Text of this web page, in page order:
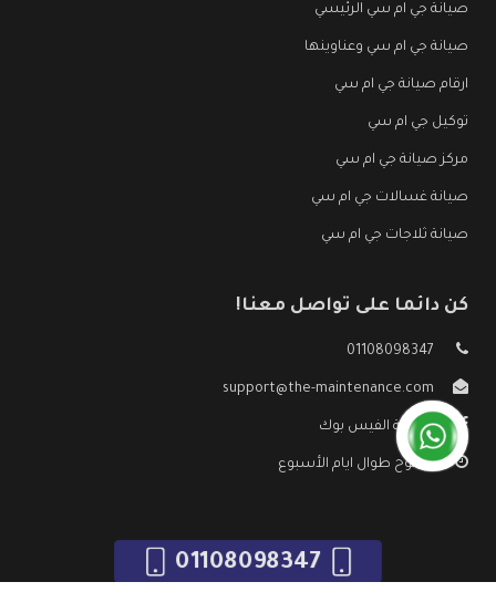
صيانة جي ام سي الرئيسي
صيانة جي ام سي وعناوينها
ارقام صيانة جي ام سي
توكيل جي ام سي
مركز صيانة جي ام سي
صيانة غسالات جي ام سي
صيانة ثلاجات جي ام سي
كن دائما على تواصل معنا!
01108098347
support@the-maintenance.com
صفحة الفيس بوك
مفتوح طوال ايام الأسبوع
01108098347